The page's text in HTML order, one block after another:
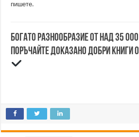
пишете.
Богато разнообразие от над 35
Поръчайте доказано добри книги